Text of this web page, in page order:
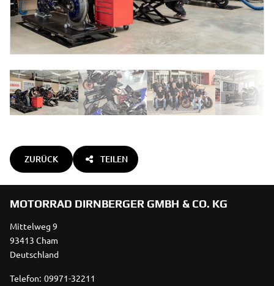
ZURÜCK TEILEN
MOTORRAD DIRNBERGER GMBH & CO. KG
Mittelweg 9
93413 Cham
Deutschland
Telefon: 09971-32211